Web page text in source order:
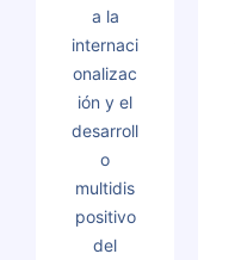
a la
internaci
onalizac
ión y el
desarroll
o
multidis
positivo
del